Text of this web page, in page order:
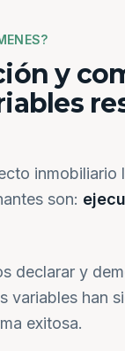
y
inmobiliario
son:
declarar y
variables han
exitosa.